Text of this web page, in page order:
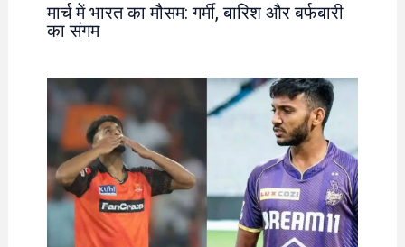
मार्च में भारत का मौसम: गर्मी, बारिश और बर्फबारी
का संगम